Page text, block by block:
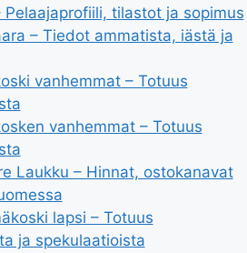
Pelaajaprofiili, tilastot ja sopimus
– Tiedot ammatista, iästä ja
vanhemmat – Totuus
vanhemmat – Totuus
Laukku – Hinnat, ostokanavat
lapsi – Totuus
ja spekulaatioista